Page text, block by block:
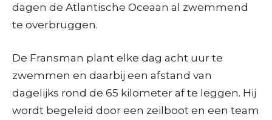
dagen de Atlantische Oceaan al zwemmend
te overbruggen.
De Fransman plant elke dag acht uur te
zwemmen en daarbij een afstand van
dagelijks rond de 65 kilometer af te leggen. Hij
wordt begeleid door een zeilboot en een team